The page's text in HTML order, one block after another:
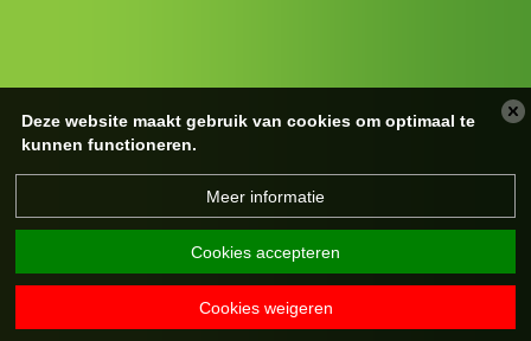
Deze website maakt gebruik van cookies om optimaal te
kunnen functioneren.
Meer informatie
Cookies accepteren
Cookies weigeren